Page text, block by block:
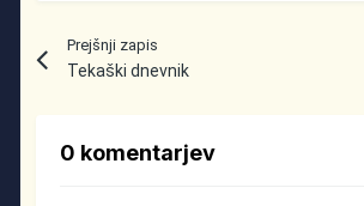
Prejšnji zapis
Tekaški dnevnik
0 komentarjev